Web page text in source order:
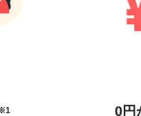
0円